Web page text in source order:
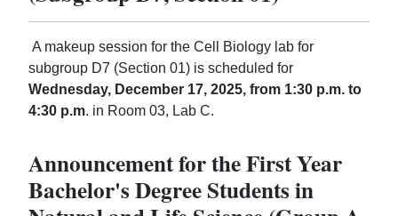
A makeup session for the Cell Biology lab for
subgroup D7 (Section 01) is scheduled for
Wednesday, December 17, 2025, from 1:30 p.m. to
4:30 p.m. in Room 03, Lab C.
Announcement for the First Year
Bachelor's Degree Students in